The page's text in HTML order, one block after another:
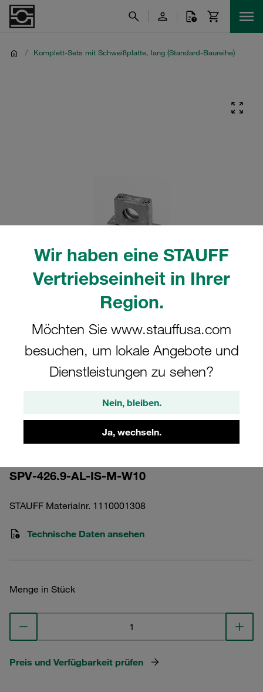
Wir haben eine STAUFF
Vertriebseinheit in Ihrer
Region.
Möchten Sie www.stauffusa.com
besuchen, um lokale Angebote und
Dienstleistungen zu sehen?
Nein, bleiben.
Ja, wechseln.
/ Komplett-Sets mit Schweißplatte, lang (Standard-Baureihe)
tatsächlichen Produkt abweichen.
4 Ø26,9mm Aluminium W10 gerippt, mit
Vorspannung Anschweißpl., lang IS-
Schraube
SPV-426.9-AL-IS-M-W10
STAUFF Materialnr. 1110001308
Technische Daten ansehen
Menge in Stück
Preis und Verfügbarkeit prüfen